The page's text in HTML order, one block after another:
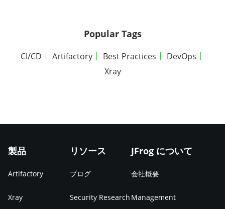
Popular Tags
CI/CD Artifactory Best Practices
DevOps
Xray
製品
Artifactory
Xray
リソース
ブログ
Security Research
JFrog について
会社概要
Management